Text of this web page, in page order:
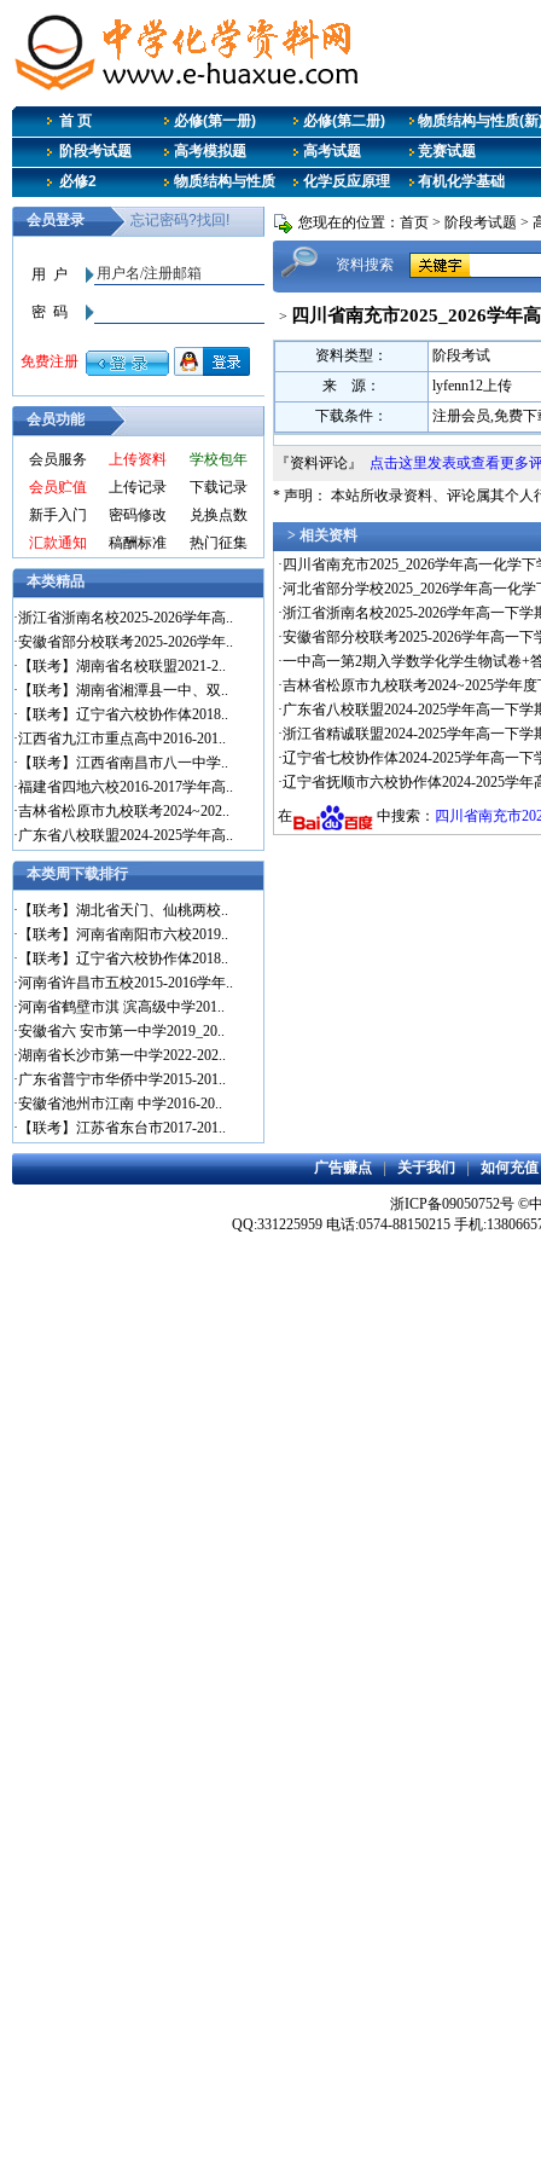
首 页 必修(第一册) 必修(第二册)
物质结构与性质(新
阶段考试题
高考模拟题 高考试题
竞赛试题
必修2
物质结构与性质 化学反应原理 有机化学基础
会员功能
会员服务 上传资料
学校包年
会员贮值
上传记录
下载记录
新手入门
密码修改
兑换点数
汇款通知
稿酬标准 热门征集
本类精品
·浙江省浙南名校2025-2026学年高..
·安徽省部分校联考2025-2026学年..
· 【联考】湖南省名校联盟2021-2..
· 【联考】湖南省湘潭县一中、双..
· 【联考】辽宁省六校协作体2018..
·江西省九江市重点高中2016-201..
· 【联考】江西省南昌市八一中学..
·福建省四地六校2016-2017学年高..
·吉林省松原市九校联考2024~202..
·广东省八校联盟2024-2025学年高..
本类周下载排行
· 【联考】湖北省天门、仙桃两校..
· 【联考】河南省南阳市六校2019..
· 【联考】辽宁省六校协作体2018..
·河南省许昌市五校2015-2016学年..
·河南省鹤壁市淇 滨高级中学201..
·安徽省六 安市第一中学2019_20..
·湖南省长沙市第一中学2022-202..
·广东省普宁市华侨中学2015-201..
·安徽省池州市江南 中学2016-20..
· 【联考】江苏省东台市2017-201..
您现在的位置： 首页 > 阶段考试题 >
资料搜索
> 四川省南充市2025_2026学年
资料类型：
阶段考试
来 源：
lyfenn12上传
下载条件：
注册会员,免费下
『资料评论』 点击这里发表或查看更多
* 声明： 本站所收录资料、评论属其个人
> 相关资料
· 四川省南充市2025_2026学年高一化学
·河北省部分学校2025_2026学年高一化
·浙江省浙南名校2025-2026学年高一下
·安徽省部分校联考2025-2026学年高一
·一中高一第2期入学数学化学生物试卷+
·吉林省松原市九校联考2024~2025学年
·广东省八校联盟2024-2025学年高一下
·浙江省精诚联盟2024-2025学年高一下
·辽宁省七校协作体2024-2025学年高一
·辽宁省抚顺市六校协作体2024-2025学
在
中搜索： 四川省南充市
广告赚点|关于我们|如何充值
浙ICP备09050752号 ©
QQ:331225959 电话:0574-88150215 手机